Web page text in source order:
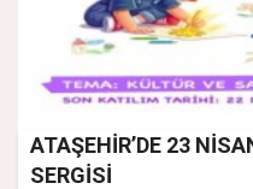
ATAŞEHİR’DE 23
SERGİSİ